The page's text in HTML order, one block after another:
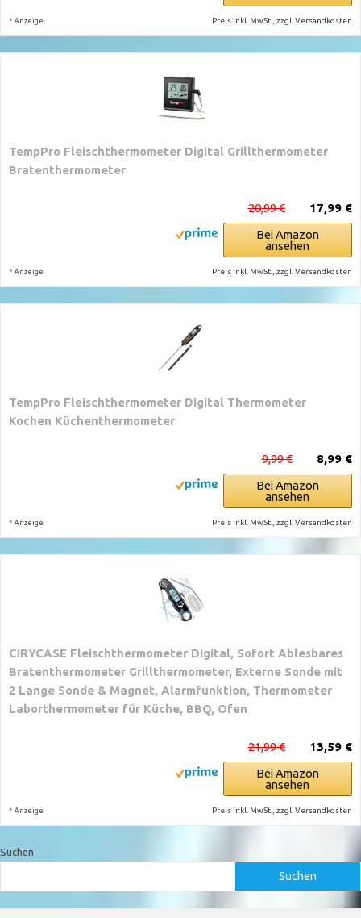
* Anzeige Preis inkl. MwSt., zzgl. Versandkosten
TempPro Fleischthermometer Digital Grillthermometer
Bratenthermometer
17,99 €
20,99 €
Bei Amazon
ansehen
* Anzeige Preis inkl. MwSt., zzgl. Versandkosten
TempPro Fleischthermometer Digital Thermometer
Kochen Küchenthermometer
8,99 €
9,99 €
Bei Amazon
ansehen
* Anzeige Preis inkl. MwSt., zzgl. Versandkosten
CIRYCASE Fleischthermometer Digital, Sofort Ablesbares
Bratenthermometer Grillthermometer, Externe Sonde mit
2 Lange Sonde & Magnet, Alarmfunktion, Thermometer
Laborthermometer für Küche, BBQ, Ofen
13,59 €
21,99 €
Bei Amazon
ansehen
* Anzeige Preis inkl. MwSt., zzgl. Versandkosten
Suchen
Suchen